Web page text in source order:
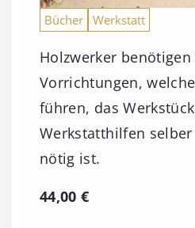
Bücher Werkstatt
Holzwerker
Vorrichtungen,
führen, das
Werkstatthilfen
nötig ist.
44,00€